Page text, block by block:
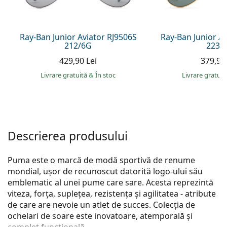
Persol
Toate mărcile
Ray-Ban Junior Aviator RJ9506S
212/6G
429,90 Lei
Livrare gratuită& În stoc
Ray-Ban Junior
223/
Livrare
Descrierea produsului
Puma este o marcă de modă sportivă de renume
mondial, ușor de recunoscut datorită logo-ului său
emblematic al unei pume care sare. Acesta reprezintă
viteza, forța, suplețea, rezistența și agilitatea - atribute
de care are nevoie un atlet de succes. Colecția de
ochelari de soare este inovatoare, atemporală și